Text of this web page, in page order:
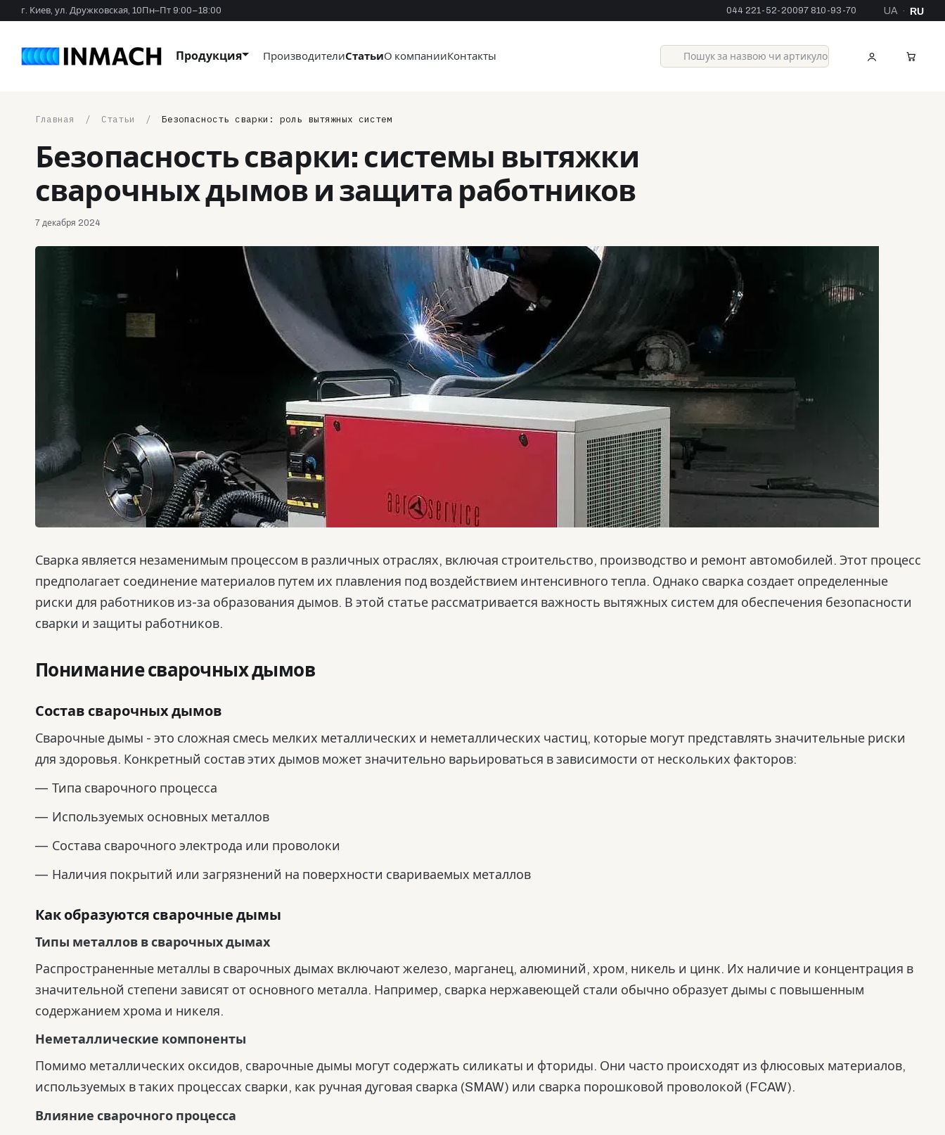
Перейти к основному контенту
г. Киев, ул. Дружковская, 10Пн–Пт 9:00–18:00 044 221-52-20097 810-93-70 UA · RU
Продукция ПроизводителиСтатьиО компанииКонтакты
Главная Статьи Безопасность сварки: роль вытяжных систем
Безопасность сварки: системы вытяжки
сварочных дымов и защита работников
7 декабря 2024
Сварка является незаменимым процессом в различных отраслях, включая строительство, производство и ремонт автомобилей. Этот процесс
предполагает соединение материалов путем их плавления под воздействием интенсивного тепла. Однако сварка создает определенные
риски для работников из-за образования дымов. В этой статье рассматривается важность вытяжных систем для обеспечения безопасности
сварки и защиты работников.
Понимание сварочных дымов
Состав сварочных дымов
Сварочные дымы - это сложная смесь мелких металлических и неметаллических частиц, которые могут представлять значительные риски
для здоровья. Конкретный состав этих дымов может значительно варьироваться в зависимости от нескольких факторов:
Типа сварочного процесса
Используемых основных металлов
Состава сварочного электрода или проволоки
Наличия покрытий или загрязнений на поверхности свариваемых металлов
Как образуются сварочные дымы
Типы металлов в сварочных дымах
Распространенные металлы в сварочных дымах включают железо, марганец, алюминий, хром, никель и цинк. Их наличие и концентрация в
значительной степени зависят от основного металла. Например, сварка нержавеющей стали обычно образует дымы с повышенным
содержанием хрома и никеля.
Неметаллические компоненты
Помимо металлических оксидов, сварочные дымы могут содержать силикаты и фториды. Они часто происходят из флюсовых материалов,
используемых в таких процессах сварки, как ручная дуговая сварка (SMAW) или сварка порошковой проволокой (FCAW).
Влияние сварочного процесса